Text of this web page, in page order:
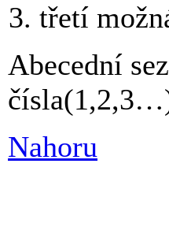
třetí
Abecední
Nahoru